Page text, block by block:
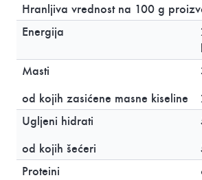
Hranljiva vrednost na 100 g
Energija
Masti
od kojih zasićene masne kiseline
Ugljeni hidrati
od kojih šećeri
Proteini